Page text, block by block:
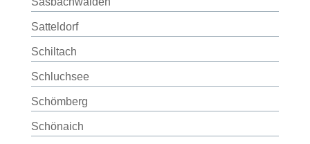
Satteldorf
Schiltach
Schluchsee
Schömberg
Schönaich